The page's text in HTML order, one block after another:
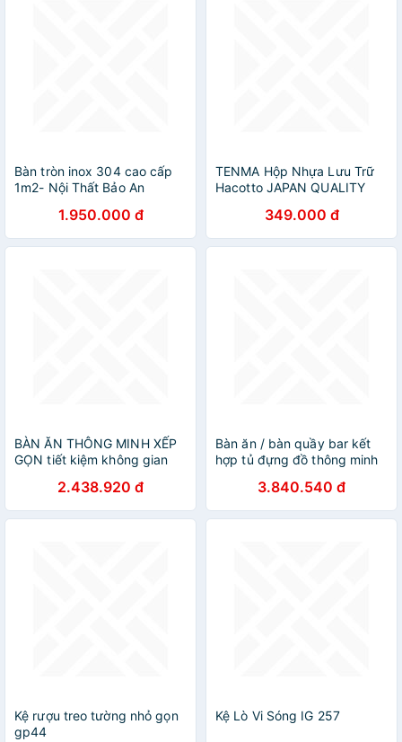
Bàn tròn inox 304 cao cấp
1m2- Nội Thất Bảo An
1.950.000 đ
TENMA Hộp Nhựa Lưu Trữ
Hacotto JAPAN QUALITY
Có Tay Cầm Và Khóa Cài
349.000 đ
BÀN ĂN THÔNG MINH XẾP
GỌN tiết kiệm không gian
2.438.920 đ
Bàn ăn / bàn quầy bar kết
hợp tủ đựng đồ thông minh
3.840.540 đ
Kệ rượu treo tường nhỏ gọn
gp44
Kệ Lò Vi Sóng IG 257